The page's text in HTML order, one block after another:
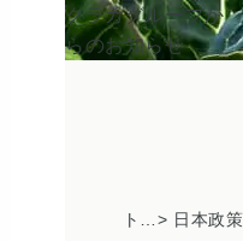
クラカグループか
らのお知らせ
トピックス一覧